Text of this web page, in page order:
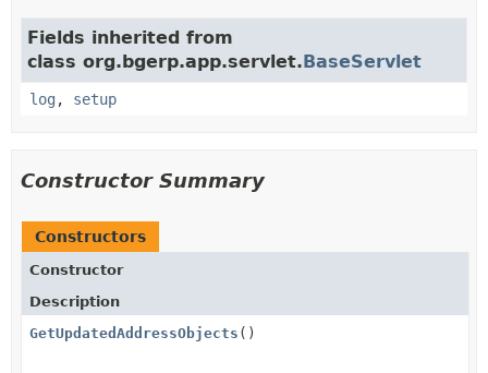
Fields inherited from
class org.bgerp.app.servlet.BaseServlet
log , setup
Constructor Summary
Constructors
Constructor
Description
GetUpdatedAddressObjects ()